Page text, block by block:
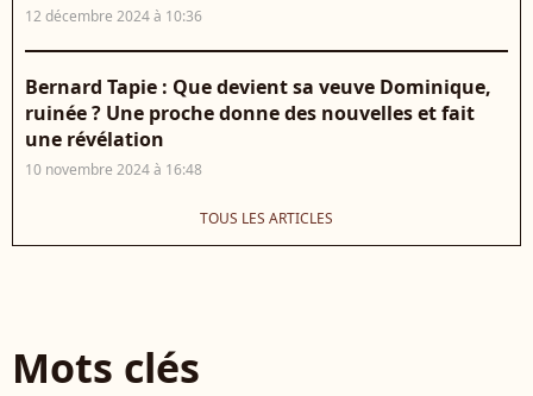
12 décembre 2024 à 10:36
Bernard Tapie : Que devient sa veuve Dominique,
ruinée ? Une proche donne des nouvelles et fait
une révélation
10 novembre 2024 à 16:48
TOUS LES ARTICLES
Mots clés